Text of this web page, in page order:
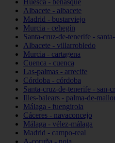
Huesca - benasque
Albacete - albacete
Madrid - bustarviejo
Murcia - cehegín
Santa-cruz-de-tenerife -
Albacete - villarrobledo
Murcia - cartagena
Cuenca - cuenca
Las-palmas - arrecife
Córdoba - córdoba
Santa-cruz-de-tenerife - san-
Illes-balears - palma-de-
Málaga - fuengirola
Cáceres - navaconcejo
Málaga - vélez-málaga
Madrid - campo-real
A-coruña - noia